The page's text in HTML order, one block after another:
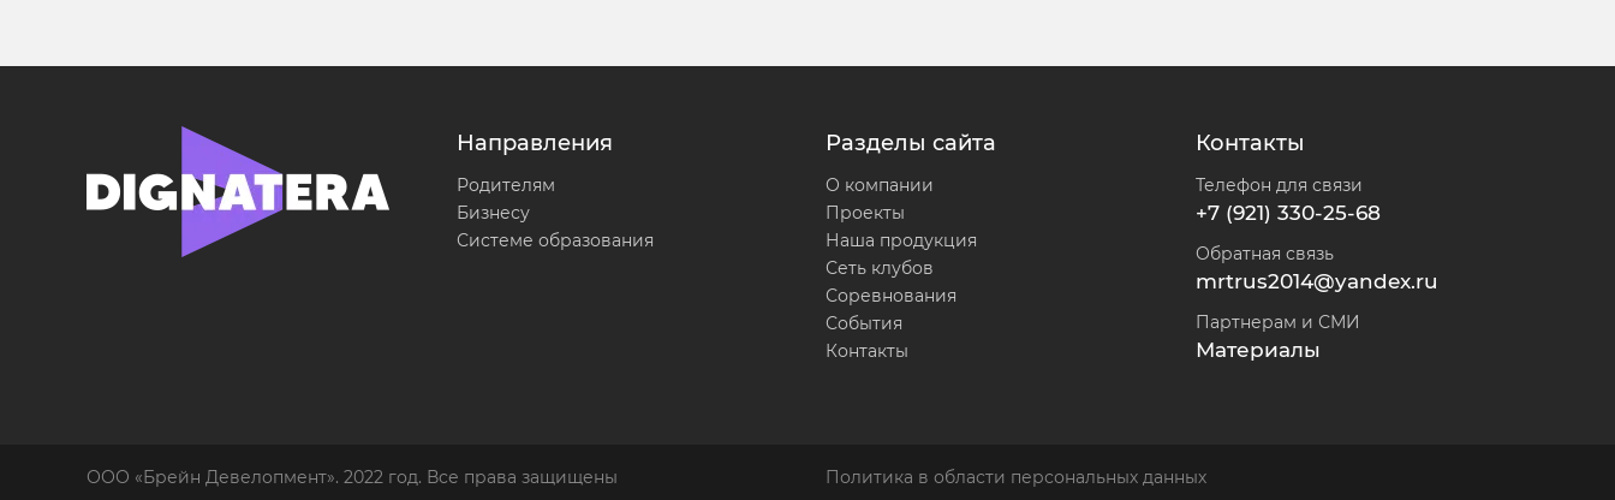
Направления
Родителям
Бизнесу
Системе образования
Разделы сайта
О компании
Проекты
Наша продукция
Сеть клубов
Соревнования
События
Контакты
Контакты
Телефон для связи
+7 (921) 330-25-68
Обратная связь
mrtrus2014@yandex.ru
Партнерам и СМИ
Материалы
ООО «Брейн Девелопмент». 2022 год. Все права защищены Политика в области персональных данных